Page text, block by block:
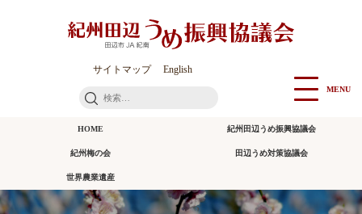
サイトマップ English
検
MENU
HOME 紀州田辺うめ振興協議会
紀州梅の会 田辺うめ対策協議会
世界農業遺産